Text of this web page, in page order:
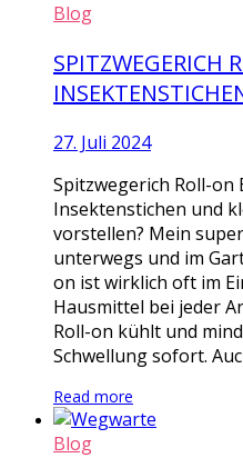
Blog
SPITZWEGERICH
27. Juli 2024
Spitzwegerich Roll-on
Insektenstichen und
vorstellen? Mein
unterwegs und im
on ist wirklich oft im
Hausmittel bei jeder
Roll-on kühlt und
Schwellung sofort.
Read more
Blog